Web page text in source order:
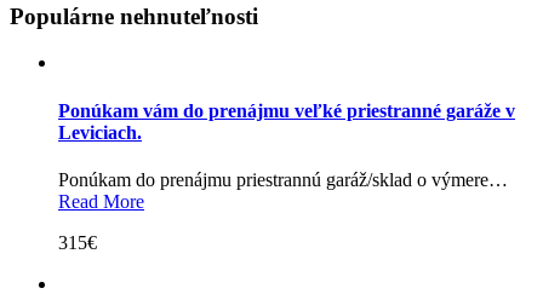
Populárne nehnuteľnosti
Ponúkam vám do prenájmu veľké priestranné garáže v
Leviciach.
Ponúkam do prenájmu priestrannú garáž/sklad o výmere…
Read More
315€